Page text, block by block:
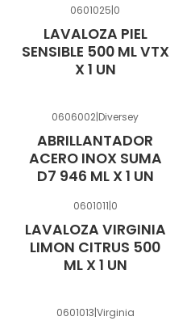
0601025|0
LAVALOZA PIEL
SENSIBLE 500 ML VTX
X 1 UN
0606002|Diversey
ABRILLANTADOR
ACERO INOX SUMA
D7 946 ML X 1 UN
0601011|0
LAVALOZA VIRGINIA
LIMON CITRUS 500
ML X 1 UN
0601013|Virginia